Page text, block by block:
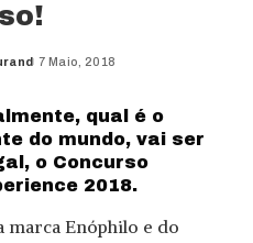
7 Maio, 2018
qual é o
do mundo, vai ser
o Concurso
2018.
marca Enóphilo e do